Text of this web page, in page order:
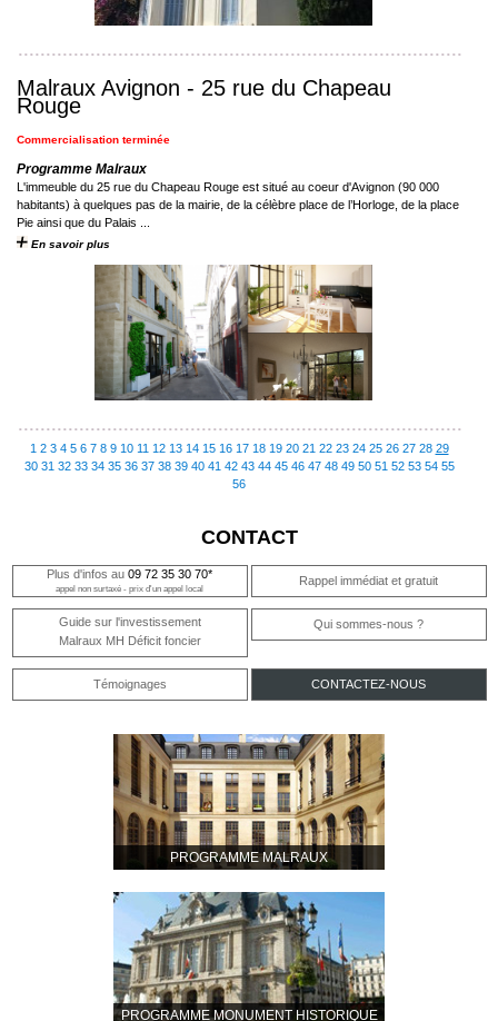
Malraux Avignon - 25 rue du Chapeau
Rouge
Commercialisation terminée
Programme Malraux
L'immeuble du 25 rue du Chapeau Rouge est situé au coeur d'Avignon (90 000
habitants) à quelques pas de la mairie, de la célèbre place de l’Horloge, de la place
Pie ainsi que du Palais ...
En savoir plus
1 2 3 4 5 6 7 8 9 10 11 12 13 14 15 16 17 18 19 20 21 22 23 24 25 26 27 28 29
30 31 32 33 34 35 36 37 38 39 40 41 42 43 44 45 46 47 48 49 50 51 52 53 54 55
56
CONTACT
Plus d'infos au 09 72 35 30 70*
appel non surtaxé - prix d'un appel local
Rappel immédiat et gratuit
Guide sur l'investissement
Malraux MH Déficit foncier
Qui sommes-nous ?
Témoignages CONTACTEZ-NOUS
PROGRAMME MALRAUX
PROGRAMME MONUMENT HISTORIQUE